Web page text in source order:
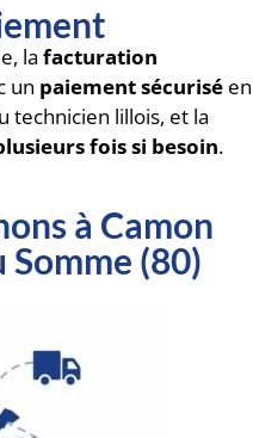
la facturation
un paiement sécurisé en
technicien lillois, et la
fois si besoin.
à Camon
(80)